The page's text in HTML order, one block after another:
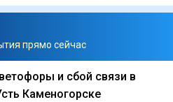
прямо сейчас
и сбой связи в
Каменогорске